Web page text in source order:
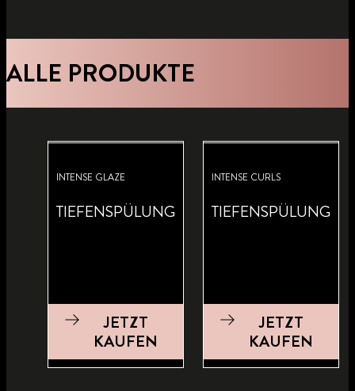
ALLE PRODUKTE
INTENSE GLAZE
TIEFENSPÜLUNG
JETZT
KAUFEN
INTENSE CURLS
TIEFENSPÜLUNG
JETZT
KAUFEN